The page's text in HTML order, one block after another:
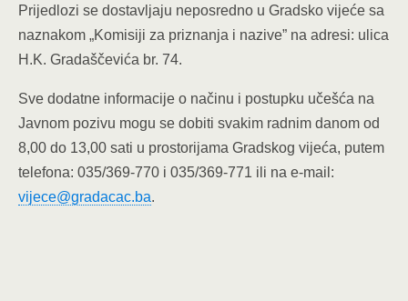
Prijedlozi se dostavljaju neposredno u Gradsko vijeće sa
naznakom „Komisiji za priznanja i nazive” na adresi: ulica
H.K. Gradaščevića br. 74.
Sve dodatne informacije o načinu i postupku učešća na
Javnom pozivu mogu se dobiti svakim radnim danom od
8,00 do 13,00 sati u prostorijama Gradskog vijeća, putem
telefona: 035/369-770 i 035/369-771 ili na e-mail:
vijece@gradacac.ba.